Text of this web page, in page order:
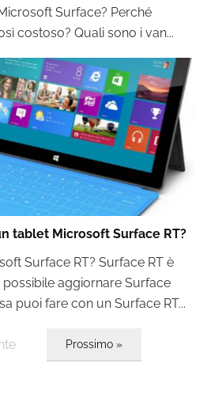
Surface? Perché
costoso? Quali sono i van...
tablet Microsoft Surface RT?
Surface RT? Surface RT è
aggiornare Surface
puoi fare con un Surface RT...
Prossimo »